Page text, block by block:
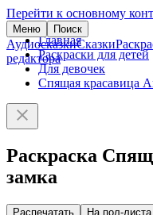
Перейти к основному
Меню Поиск
АудиосказкиСказки
редактора
Главная
Раскраски для детей
Для девочек
Спящая красавица
Раскраска
замка
Распечатать На пол-листа